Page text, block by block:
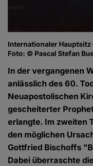
Internationaler Hauptsitz
Foto: © Pascal Stefan
In der vergangenen
anlässlich des 60.
Neuapostolischen
gescheiterter
erlangte. Im zweiten
den möglichen
Gottfried Bischoffs
Dabei überraschte